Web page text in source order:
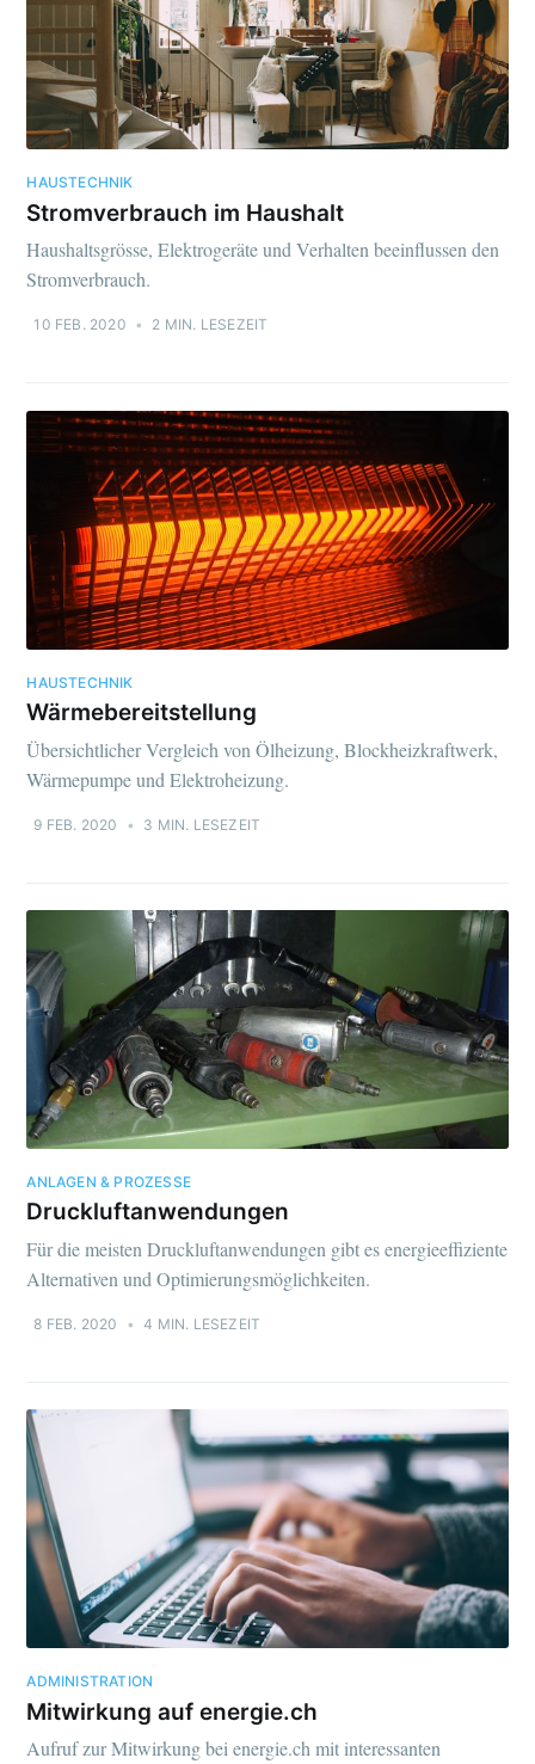
HAUSTECHNIK
Stromverbrauch im Haushalt
Haushaltsgrösse, Elektrogeräte und Verhalten beeinflussen den
Stromverbrauch.
10 FEB. 2020 • 2 MIN. LESEZEIT
HAUSTECHNIK
Wärmebereitstellung
Übersichtlicher Vergleich von Ölheizung, Blockheizkraftwerk,
Wärmepumpe und Elektroheizung.
9 FEB. 2020 • 3 MIN. LESEZEIT
ANLAGEN & PROZESSE
Druckluftanwendungen
Für die meisten Druckluftanwendungen gibt es energieeffiziente
Alternativen und Optimierungsmöglichkeiten.
8 FEB. 2020 • 4 MIN. LESEZEIT
ADMINISTRATION
Mitwirkung auf energie.ch
Aufruf zur Mitwirkung bei energie.ch mit interessanten